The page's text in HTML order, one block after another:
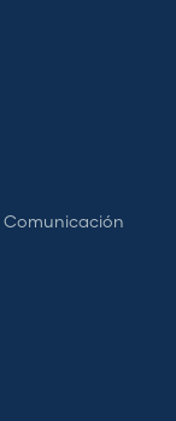
Comunicación